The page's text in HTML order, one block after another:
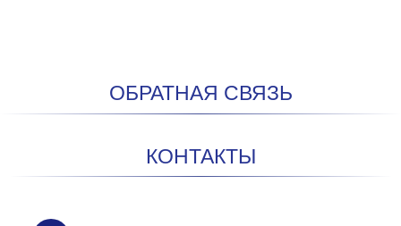
ОБРАТНАЯ СВЯЗЬ
КОНТАКТЫ